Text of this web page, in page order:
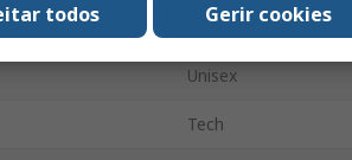
100 % poliamida
Unisex
Tech
Gerir cookies
todos